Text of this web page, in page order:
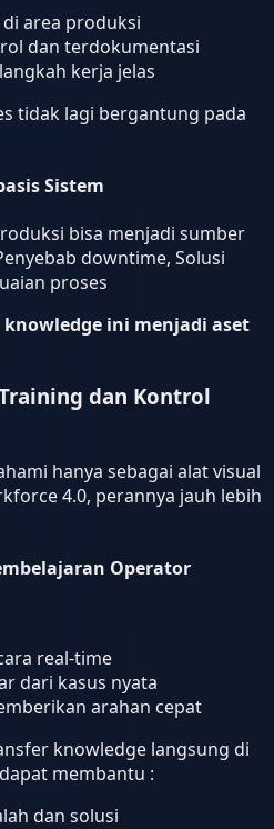
di area produksi
dan terdokumentasi
kerja jelas
tidak lagi bergantung pada
Sistem
bisa menjadi sumber
downtime, Solusi
proses
knowledge ini menjadi aset
dan Kontrol
hanya sebagai alat visual
4.0, perannya jauh lebih
Operator
real-time
dari kasus nyata
arahan cepat
knowledge langsung di
membantu :
dan solusi